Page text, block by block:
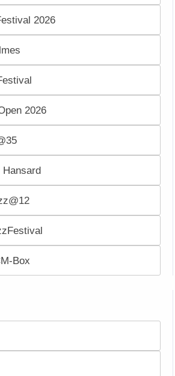
2026
2026
Hansard
Box